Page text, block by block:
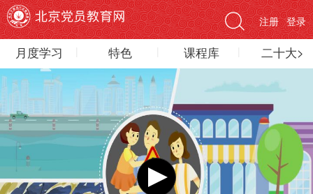
登录
注册
月度学习 特色 课程库 二十大>